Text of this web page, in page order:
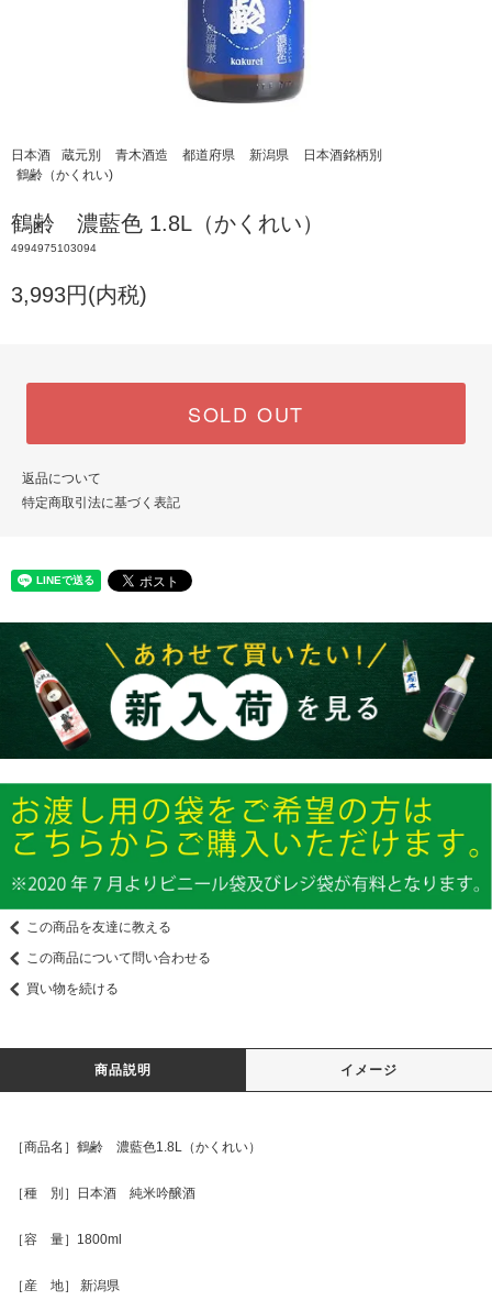
日本酒 蔵元別 青木酒造 都道府県 新潟県
日本酒銘柄別
鶴齢（かくれい)
鶴齢 濃藍色 1.8L（かくれい）
4994975103094
3,993円(内税)
SOLD OUT
返品について
特定商取引法に基づく表記
この商品を友達に教える
この商品について問い合わせる
買い物を続ける
商品説明 イメージ
［商品名］鶴齢 濃藍色1.8L（かくれい）
［種 別］日本酒 純米吟醸酒
［容 量］1800ml
［産 地］ 新潟県